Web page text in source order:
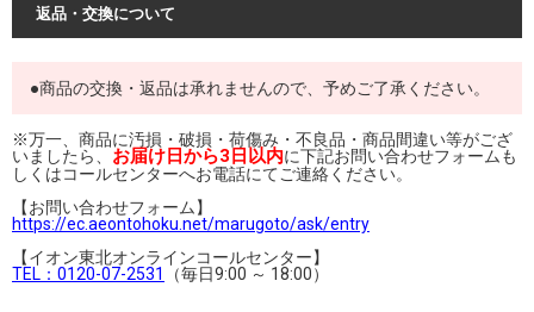
返品・交換について
●商品の交換・返品は承れませんので、予めご了承ください。
※万一、商品に汚損・破損・荷傷み・不良品・商品間違い等がござ
いましたら、 お届け日から3日以内に下記お問い合わせフォームも
しくはコールセンターへお電話にてご連絡ください。
【お問い合わせフォーム】
https://ec.aeontohoku.net/marugoto/ask/entry
【イオン東北オンラインコールセンター】
TEL：0120-07-2531
（毎日9:00 ～ 18:00）